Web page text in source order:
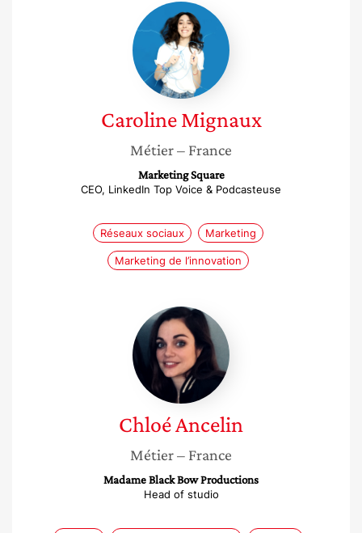
Caroline
Mignaux
Caroline Mignaux
Métier– France
Marketing Square
CEO, LinkedIn Top Voice & Podcasteuse
Réseaux sociaux Marketing
Marketing de l’innovation
Chloé
Ancelin
ChloéAncelin
Métier– France
Madame Black Bow Productions
Head of studio